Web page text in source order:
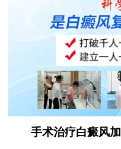
手术治疗白癜风加